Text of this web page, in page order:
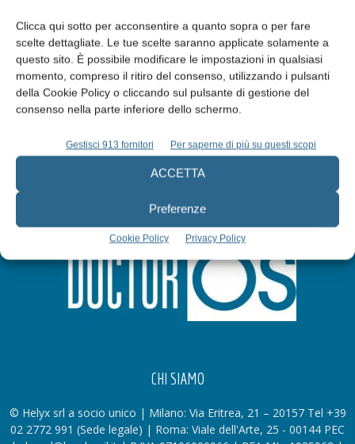
Clicca qui sotto per acconsentire a quanto sopra o per fare
scelte dettagliate. Le tue scelte saranno applicate solamente a
questo sito. È possibile modificare le impostazioni in qualsiasi
momento, compreso il ritiro del consenso, utilizzando i pulsanti
della Cookie Policy o cliccando sul pulsante di gestione del
consenso nella parte inferiore dello schermo.
Gestisci 913 fornitori Per saperne di più su questi scopi
ACCETTA
Preferenze
Cookie Policy Privacy Policy
Abbonati
Iscriviti alla newsletter
CHI SIAMO
© Helyx srl a socio unico | Milano: Via Eritrea, 21 – 20157 Tel +39
02 2772 991 (Sede legale) | Roma: Viale dell'Arte, 25 - 00144 PEC